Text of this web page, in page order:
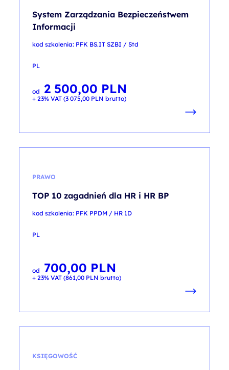
System Zarządzania Bezpieczeństwem
Informacji
kod szkolenia: PFK BS.IT SZBI / Std
PL
od 2 500,00 PLN
+ 23% VAT (3 075,00 PLN brutto)
PRAWO
TOP 10 zagadnień dla HR i HR BP
kod szkolenia: PFK PPDM / HR 1D
PL
od 700,00 PLN
+ 23% VAT (861,00 PLN brutto)
KSIĘGOWOŚĆ